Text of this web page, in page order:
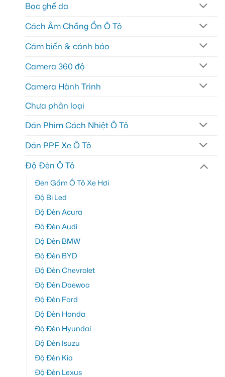
Bọc ghế da
Cách Âm Chống Ồn Ô Tô
Cảm biến & cảnh báo
Camera 360 độ
Camera Hành Trình
Chưa phân loại
Dán Phim Cách Nhiệt Ô Tô
Dán PPF Xe Ô Tô
Độ Đèn Ô Tô
Đèn Gầm Ô Tô Xe Hơi
Độ Bi Led
Độ Đèn Acura
Độ Đèn Audi
Độ Đèn BMW
Độ Đèn BYD
Độ Đèn Chevrolet
Độ Đèn Daewoo
Độ Đèn Ford
Độ Đèn Honda
Độ Đèn Hyundai
Độ Đèn Isuzu
Độ Đèn Kia
Độ Đèn Lexus